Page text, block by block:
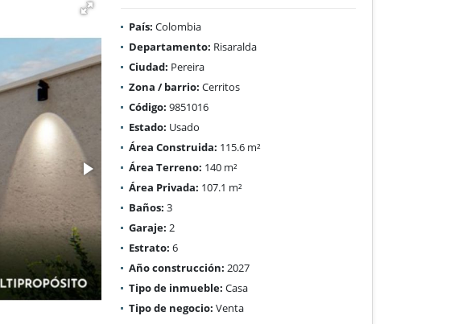
País: Colombia
Departamento: Risaralda
Ciudad: Pereira
Zona / barrio: Cerritos
Código: 9851016
Estado: Usado
Área Construida: 115.6 m²
Área Terreno: 140 m²
Área Privada: 107.1 m²
Baños: 3
Garaje: 2
Estrato: 6
Año construcción: 2027
Tipo de inmueble: Casa
Tipo de negocio: Venta